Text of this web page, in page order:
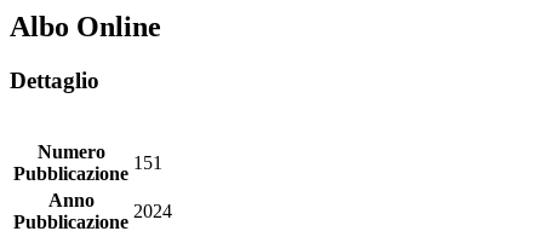
Albo Online
Dettaglio
Numero
Pubblicazione
151
Anno
Pubblicazione
2024